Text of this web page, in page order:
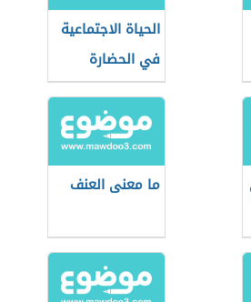
الحياة الاجتماعية
في الحضارة
الرومانية
ما معنى العنف